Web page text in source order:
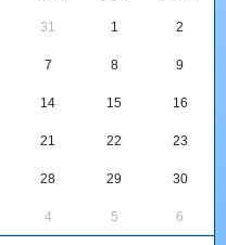
31 1 2
7 8 9
14 15 16
21 22 23
28 29 30
4 5 6